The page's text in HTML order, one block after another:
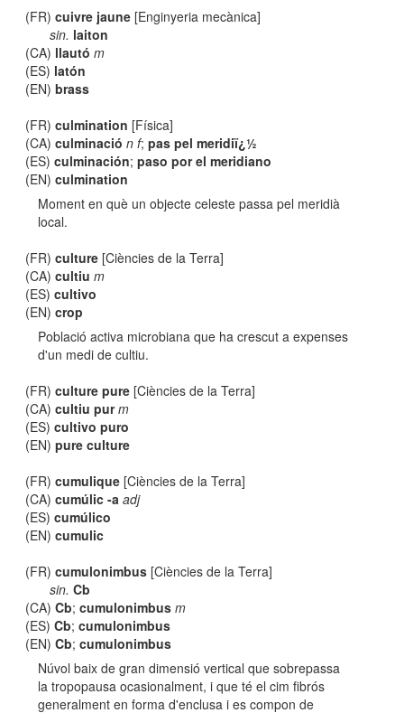
(FR)cuivre jaune [Enginyeria mecànica]
sin. laiton
(CA) llautó m
(ES) latón
(EN)brass
(FR)culmination [Física]
(CA)culminació n f;pas pel meridiï¿½
(ES)culminación;paso por el meridiano
(EN)culmination
Moment en què un objecte celeste passa pel meridià
local.
(FR)culture [Ciències de la Terra]
(CA)cultiu m
(ES)cultivo
(EN)crop
Població activa microbiana que ha crescut a expenses
d'un medi de cultiu.
(FR)culture pure [Ciències de la Terra]
(CA)cultiu pur m
(ES)cultivo puro
(EN)pure culture
(FR)cumulique [Ciències de la Terra]
(CA)cumúlic -a adj
(ES)cumúlico
(EN)cumulic
(FR)cumulonimbus [Ciències de la Terra]
sin. Cb
(CA)Cb;cumulonimbus m
(ES)Cb;cumulonimbus
(EN)Cb;cumulonimbus
Núvol baix de gran dimensió vertical que sobrepassa
la tropopausa ocasionalment, i que té el cim fibrós
generalment en forma d'enclusa i es compon de